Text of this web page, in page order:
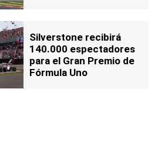
Silverstone recibirá
140.000 espectadores
para el Gran Premio de
Fórmula Uno